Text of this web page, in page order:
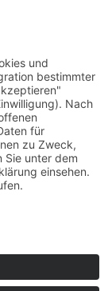
übernimmt
und
und
Kriterien
werden
auf